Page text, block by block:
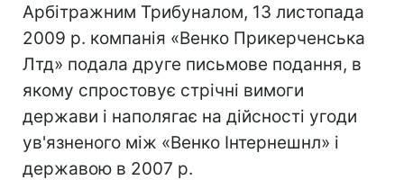
Арбітражним Трибуналом, 13 листопада
2009 р. компанія «Венко Прикерченська
Лтд» подала друге письмове подання, в
якому спростовує стрічні вимоги
держави і наполягає на дійсності угоди
ув'язненого між «Венко Інтернешнл» і
державою в 2007 р.